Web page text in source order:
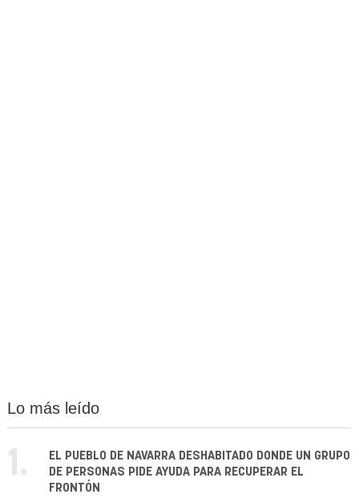
Lo más leído
1.
EL PUEBLO DE NAVARRA DESHABITADO DONDE UN GRUPO
DE PERSONAS PIDE AYUDA PARA RECUPERAR EL
FRONTÓN